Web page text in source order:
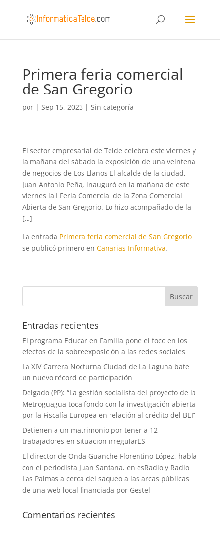
Primera feria comercial
de San Gregorio
por | Sep 15, 2023 | Sin categoría
El sector empresarial de Telde celebra este viernes y
la mañana del sábado la exposición de una veintena
de negocios de Los Llanos El alcalde de la ciudad,
Juan Antonio Peña, inauguró en la mañana de este
viernes la I Feria Comercial de la Zona Comercial
Abierta de San Gregorio. Lo hizo acompañado de la
[…]
La entrada Primera feria comercial de San Gregorio
se publicó primero en Canarias Informativa.
Entradas recientes
El programa Educar en Familia pone el foco en los
efectos de la sobreexposición a las redes sociales
La XIV Carrera Nocturna Ciudad de La Laguna bate
un nuevo récord de participación
Delgado (PP): “La gestión socialista del proyecto de la
Metroguagua toca fondo con la investigación abierta
por la Fiscalía Europea en relación al crédito del BEI”
Detienen a un matrimonio por tener a 12
trabajadores en situación irregularES
El director de Onda Guanche Florentino López, habla
con el periodista Juan Santana, en esRadio y Radio
Las Palmas a cerca del saqueo a las arcas públicas
de una web local financiada por Gestel
Comentarios recientes